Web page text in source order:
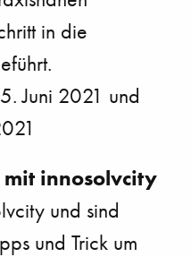
in die
Juni 2021 und
mit innosolvcity
und sind
und Trick um